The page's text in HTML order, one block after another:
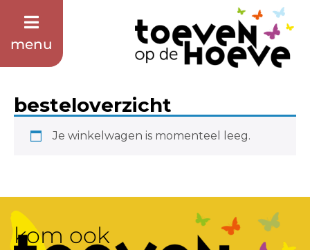
menu
besteloverzicht
Je winkelwagen is momenteel leeg.
kom ook